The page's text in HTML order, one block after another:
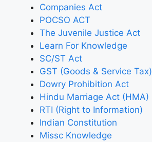
Companies Act
POCSO ACT
The Juvenile Justice Act
Learn For Knowledge
SC/ST Act
GST (Goods & Service Tax)
Dowry Prohibition Act
Hindu Marriage Act (HMA)
RTI (Right to Information)
Indian Constitution
Missc Knowledge